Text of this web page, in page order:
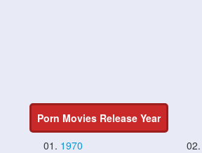
Porn Movies Release Year
01. 1970 02.